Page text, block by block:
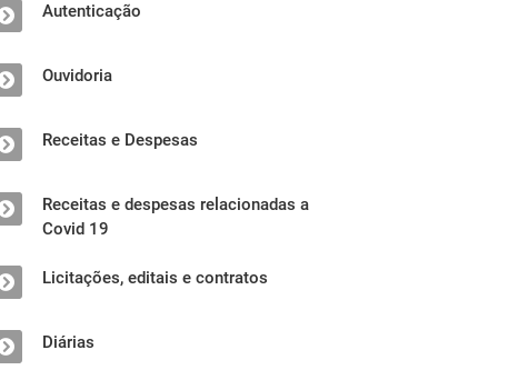
Autenticação
Ouvidoria
Receitas e Despesas
Receitas e despesas relacionadas a
Covid 19
Licitações, editais e contratos
Diárias